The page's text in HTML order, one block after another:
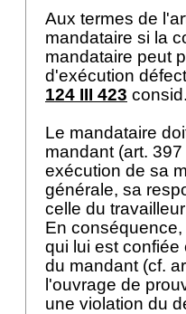
Aux termes de l'
mandataire si la
mandataire peut
d'exécution
124 III 423
Le mandataire
mandant (art. 397
exécution de sa
générale, sa
celle du
En
qui lui est confiée
du mandant (cf.
l'ouvrage de
une violation du